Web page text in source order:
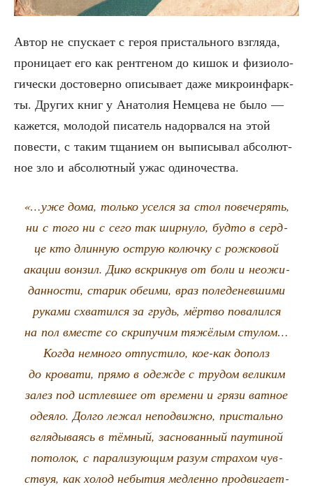
Автор не спус­ка­ет с героя при­сталь­но­го взгля­да,
про­ни­ца­ет его как рент­ге­ном до кишок и физио­ло­
ги­че­ски досто­вер­но опи­сы­ва­ет даже мик­ро­ин­фарк­
ты. Дру­гих книг у Ана­то­лия Нем­це­ва не было —
кажет­ся, моло­дой писа­тель надо­рвал­ся на этой
пове­сти, с таким тща­ни­ем он выпи­сы­вал абсо­лют­
ное зло и абсо­лют­ный ужас одиночества.
«…уже дома, толь­ко усел­ся за стол пове­че­рять,
ни с того ни с сего так шир­ну­ло, буд­то в серд­
це кто длин­ную острую колюч­ку с рож­ко­вой
ака­ции вон­зил. Дико вскрик­нув от боли и неожи­
дан­но­сти, ста­рик обе­и­ми, враз поле­де­нев­ши­ми
рука­ми схва­тил­ся за грудь, мёрт­во пова­лил­ся
на пол вме­сте со скри­пу­чим тяжё­лым стулом…
Когда немно­го отпу­сти­ло, кое-как дополз
до кро­ва­ти, пря­мо в одеж­де с тру­дом вели­ким
залез под истлев­шее от вре­ме­ни и гря­зи ват­ное
оде­я­ло. Дол­го лежал непо­движ­но, при­сталь­но
вгля­ды­ва­ясь в тём­ный, зас­но­ван­ный пау­ти­ной
пото­лок, с пара­ли­зу­ю­щим разум стра­хом чув­
ствуя, как холод небы­тия мед­лен­но про­дви­га­ет­